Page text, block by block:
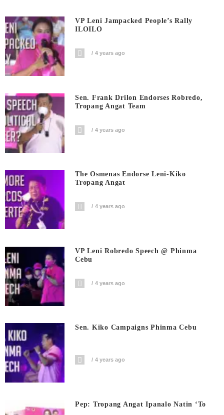
VP Leni Jampacked People’s Rally
ILOILO
4 years ago
Sen. Frank Drilon Endorses Robredo,
Tropang Angat Team
4 years ago
The Osmenas Endorse Leni-Kiko
Tropang Angat
4 years ago
VP Leni Robredo Speech @ Phinma
Cebu
4 years ago
Sen. Kiko Campaigns Phinma Cebu
4 years ago
Pep: Tropang Angat Ipanalo Natin ‘To